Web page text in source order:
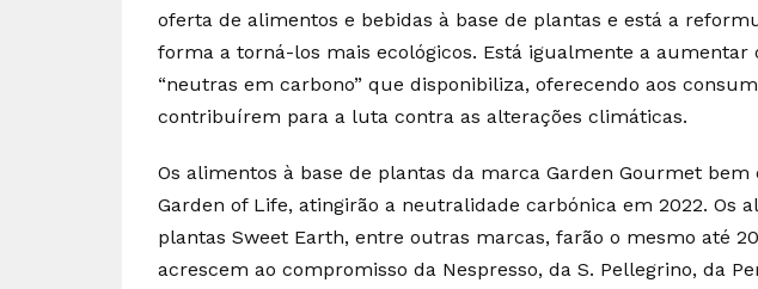
oferta de alimentos e bebidas à base de plantas e está a
forma a torná-los mais ecológicos. Está igualmente a aumentar
“neutras em carbono” que disponibiliza, oferecendo aos
contribuírem para a luta contra as alterações climáticas.
Os alimentos à base de plantas da marca Garden Gourmet
Garden of Life, atingirão a neutralidade carbónica em 2022. Os
plantas Sweet Earth, entre outras marcas, farão o mesmo até
acrescem ao compromisso da Nespresso, da S. Pellegrino, da